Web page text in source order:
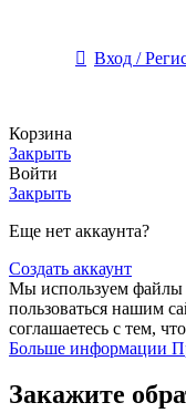
Вход /
Корзина
Закрыть
Войти
Закрыть
Еще нет аккаунта?
Создать аккаунт
Мы используем файлы
пользоваться нашим
соглашаетесь с тем,
Больше информации
Закажите